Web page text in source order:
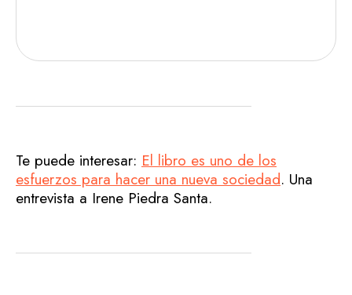
Te puede interesar: El libro es uno de los
esfuerzos para hacer una nueva sociedad. Una
entrevista a Irene Piedra Santa.